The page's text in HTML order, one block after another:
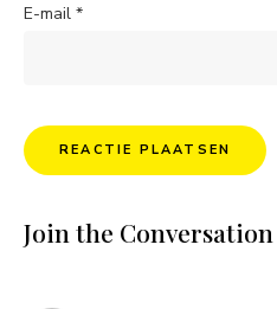
E-mail *
Join the Conversation